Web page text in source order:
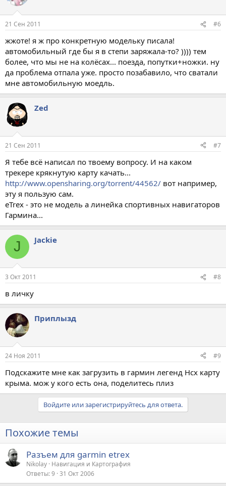
21 Сен 2011 #6
жжоте! я ж про конкретную модельку писала!
автомобильный где бы я в степи заряжала-то? )))) тем
более, что мы не на колёсах... поезда, попутки+ножки. ну
да проблема отпала уже. просто позабавило, что сватали
мне автомобильную моедль.
Zed
21 Сен 2011 #7
Я тебе всё написал по твоему вопросу. И на каком
трекере крякнутую карту качать...
http://www.opensharing.org/torrent/44562/ вот например,
эту я пользую сам.
eTrex - это не модель а линейка спортивных навигаторов
Гармина...
J Jackie
3 Окт 2011 #8
в личку
Приплызд
24 Ноя 2011 #9
Подскажите мне как загрузить в гармин легенд Нсх карту
крыма. мож у кого есть она, поделитесь плиз
Войдите или зарегистрируйтесь для ответа.
Похожие темы
Разъем для garmin etrex
Nikolay Навигация и Картография
Ответы 9 31 Окт 2006